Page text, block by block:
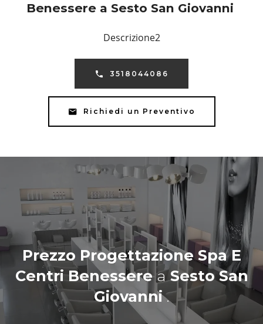
Benessere a Sesto San Giovanni
Descrizione2
3518044086
Richiedi un Preventivo
Prezzo Progettazione Spa E
Centri BenessereaSesto San
Giovanni.